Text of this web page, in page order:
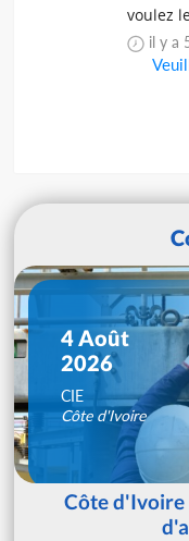
voulez
il y a
4 Août
2026
CIE
Côte d'Ivoire
Côte d'Ivoire